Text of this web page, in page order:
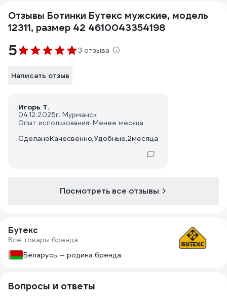
Отзывы Ботинки Бутекс мужские, модель
12311, размер 42 4610043354198
5 3 отзыва
Написать отзыв
Игорь Т.
04.12.2025г. Мурманск
Опыт использования: Менее месяца
СделаноКачесвенно,Удобные,2месяца,НошуДо-
Посмотреть все отзывы
Бутекс
Все товары бренда
Беларусь — родина бренда
Вопросы и ответы